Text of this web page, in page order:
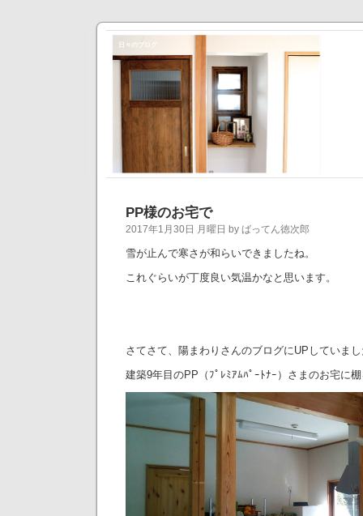
日々のブログ
PP様のお宅で
2017年1月30日 月曜日 by ばってん徳次郎
雪が止んで寒さが和らいできましたね。
これぐらいが丁度良い気温かなと思います。
さてさて、陽まわりさんのブログにUPしていま
建築9年目のPP（ﾌﾟﾚﾐｱﾑﾊﾟｰﾄﾅｰ）さまのお宅に